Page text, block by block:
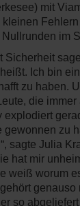
mit
im
Sicherheit
Ich bin
zu haben.
die
explodiert
gewonnen zu
sagte Julia
hat mir
weiß worum
so